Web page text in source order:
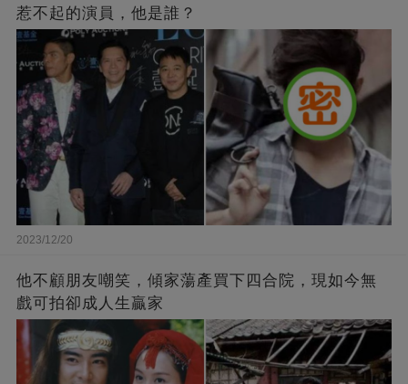
惹不起的演員，他是誰？
2023/12/20
他不顧朋友嘲笑，傾家蕩產買下四合院，現如今無
戲可拍卻成人生贏家